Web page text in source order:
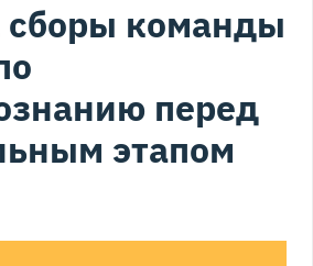
сборы команды
перед
этапом